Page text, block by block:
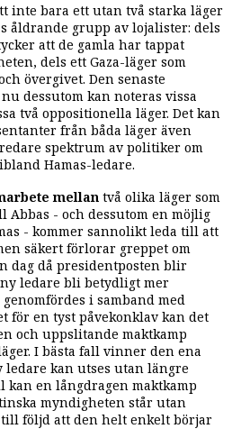
inte bara ett utan två starka läger
åldrande grupp av lojalister: dels
att de gamla har tappat
dels ett Gaza-läger som
övergivet. Den senaste
dessutom kan noteras vissa
två oppositionella läger. Det kan
från båda läger även
spektrum av politiker om
Hamas-ledare.
mellantvå olika läger som
Abbas - och dessutom en möjlig
- kommer sannolikt leda till att
säkert förlorar greppet om
dag då presidentposten blir
ledare bli betydligt mer
i samband med
för en tyst påvekonklav kan det
och uppslitande maktkamp
I bästa fall vinner den ena
ledare kan utses utan längre
en långdragen maktkamp
myndigheten står utan
följd att den helt enkelt börjar